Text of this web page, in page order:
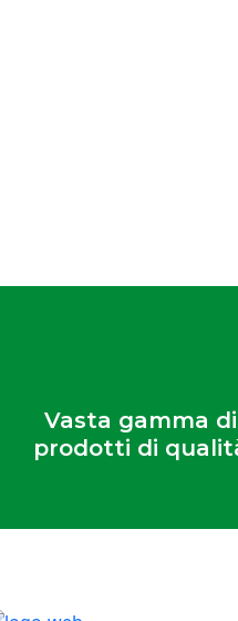
Vasta gamma di
prodotti di